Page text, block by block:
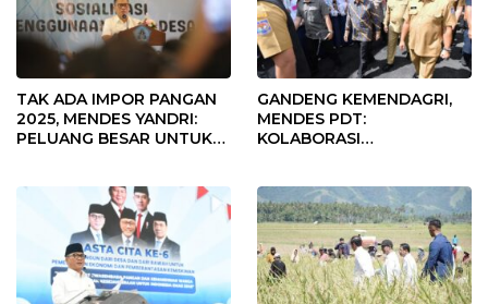
TAK ADA IMPOR PANGAN
2025, MENDES YANDRI:
PELUANG BESAR UNTUK
GANDENG KEMENDAGRI,
MENDES PDT:
KOLABORASI